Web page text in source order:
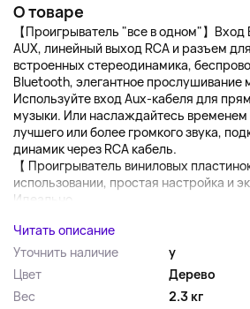
О товаре
【Проигрыватель "все в одном"】
AUX, линейный выход RCA и разъем
встроенных стереодинамика,
Bluetooth, элегантное прослушивание
Используйте вход Aux-кабеля для
музыки. Или наслаждайтесь
лучшего или более громкого звука,
динамик через RCA кабель.
【 Проигрыватель виниловых
использовании, простая настройка и
Идеально...
Читать описание
Уточнить наличие
y
Цвет
Дерево
Вес
2.3 кг